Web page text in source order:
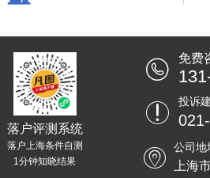
落户评测系统
落户上海条件自测
1分钟知晓结果
免费
投诉
公司地
上海